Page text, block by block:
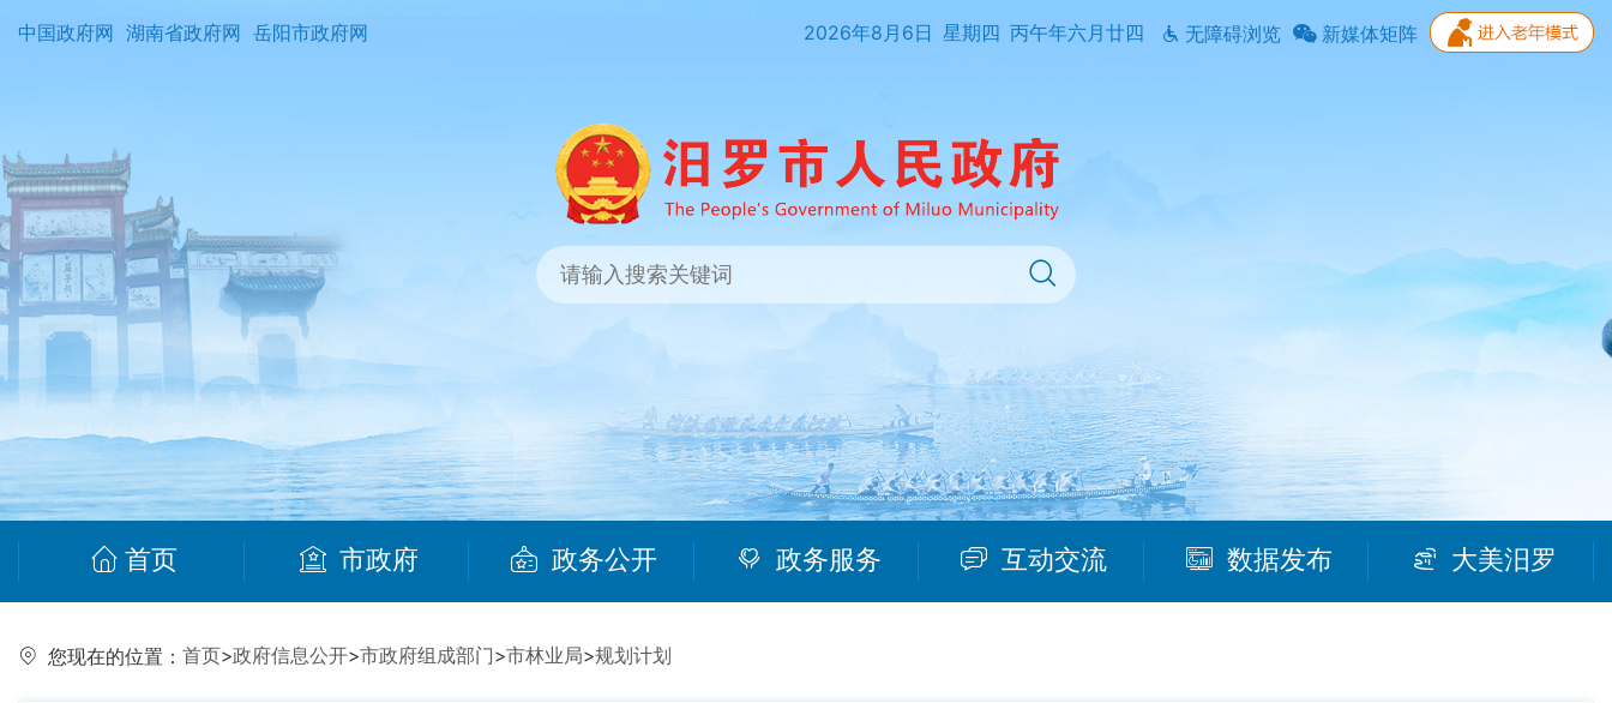
中国政府网 湖南省政府网 岳阳市政府网 2026年8月6日 星期四 丙午年六月廿四 无障碍浏览 新媒体矩阵
首页 市政府 政务公开 政务服务 互动交流 数据发布 大美汨罗
您现在的位置： 首页>政府信息公开>市政府组成部门>市林业局>规划计划